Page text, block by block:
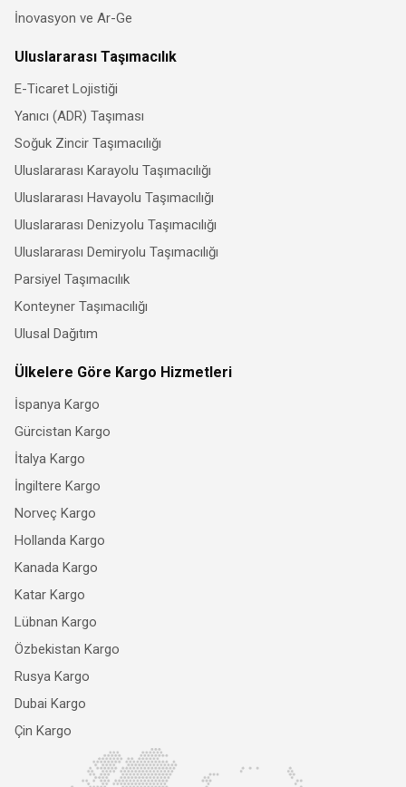
İnovasyon ve Ar-Ge
Uluslararası Taşımacılık
E-Ticaret Lojistiği
Yanıcı (ADR) Taşıması
Soğuk Zincir Taşımacılığı
Uluslararası Karayolu Taşımacılığı
Uluslararası Havayolu Taşımacılığı
Uluslararası Denizyolu Taşımacılığı
Uluslararası Demiryolu Taşımacılığı
Parsiyel Taşımacılık
Konteyner Taşımacılığı
Ulusal Dağıtım
Ülkelere Göre Kargo Hizmetleri
İspanya Kargo
Gürcistan Kargo
İtalya Kargo
İngiltere Kargo
Norveç Kargo
Hollanda Kargo
Kanada Kargo
Katar Kargo
Lübnan Kargo
Özbekistan Kargo
Rusya Kargo
Dubai Kargo
Çin Kargo